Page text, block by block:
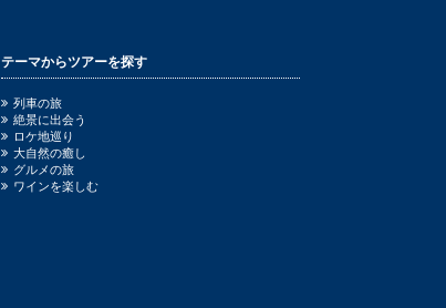
テーマからツアーを探す
列車の旅
絶景に出会う
ロケ地巡り
大自然の癒し
グルメの旅
ワインを楽しむ